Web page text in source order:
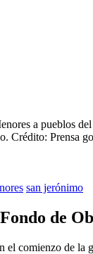
Crédito: Prensa
san jerónimo
de
el comienzo de